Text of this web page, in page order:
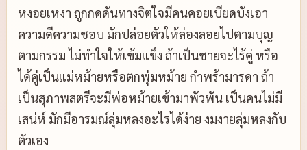
หงอยเหงา ถูกกดดันทางจิตใจมีคนคอยเบียดบังเอา
ความดีความชอบ มักปล่อยตัวให้ล่องลอยไปตามบุญ
ตามกรรม ไม่ทำใจให้เข้มแข็ง ถ้าเป็นชายจะไร้คู่ หรือ
ได้คู่เป็นแม่หม้ายหรือตกพุ่มหม้าย กำพร้ามารดา ถ้า
เป็นสุภาพสตรีจะมีพ่อหม้ายเข้ามาพัวพัน เป็นคนไม่มี
เสน่ห์ มักมีอารมณ์ลุ่มหลงอะไรได้ง่าย งมงายลุ่มหลงกับ
ตัวเอง